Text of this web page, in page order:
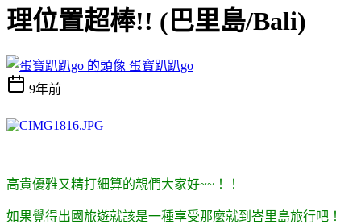
理位置超棒!! (巴里島/Bali)
蛋寶趴趴go
9年前
高貴優雅又精打細算的親們大家好~~！！
如果覺得出國旅遊就該是一種享受那麼就到峇里島旅行吧！